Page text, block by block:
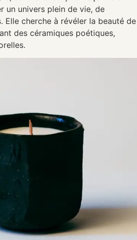
un univers plein de vie, de
Elle cherche à révéler la beauté de
des céramiques poétiques,